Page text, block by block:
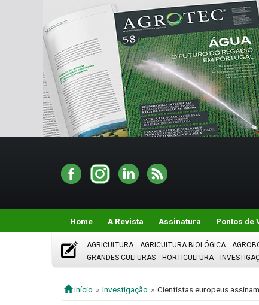
Home A Revista Assinatura Pontos de
AGRICULTURA AGRICULTURA BIOLÓGICA
GRANDES CULTURAS
HORTICULTURA
início Investigação Cientistas europeus